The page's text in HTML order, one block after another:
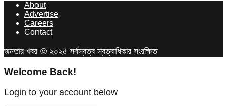
About
Advertise
Careers
Contact
জনতার খবর © ২০২৫ সর্বস্বত্ব স্বত্বাধিকার সংরক্ষিত
Welcome Back!
Login to your account below